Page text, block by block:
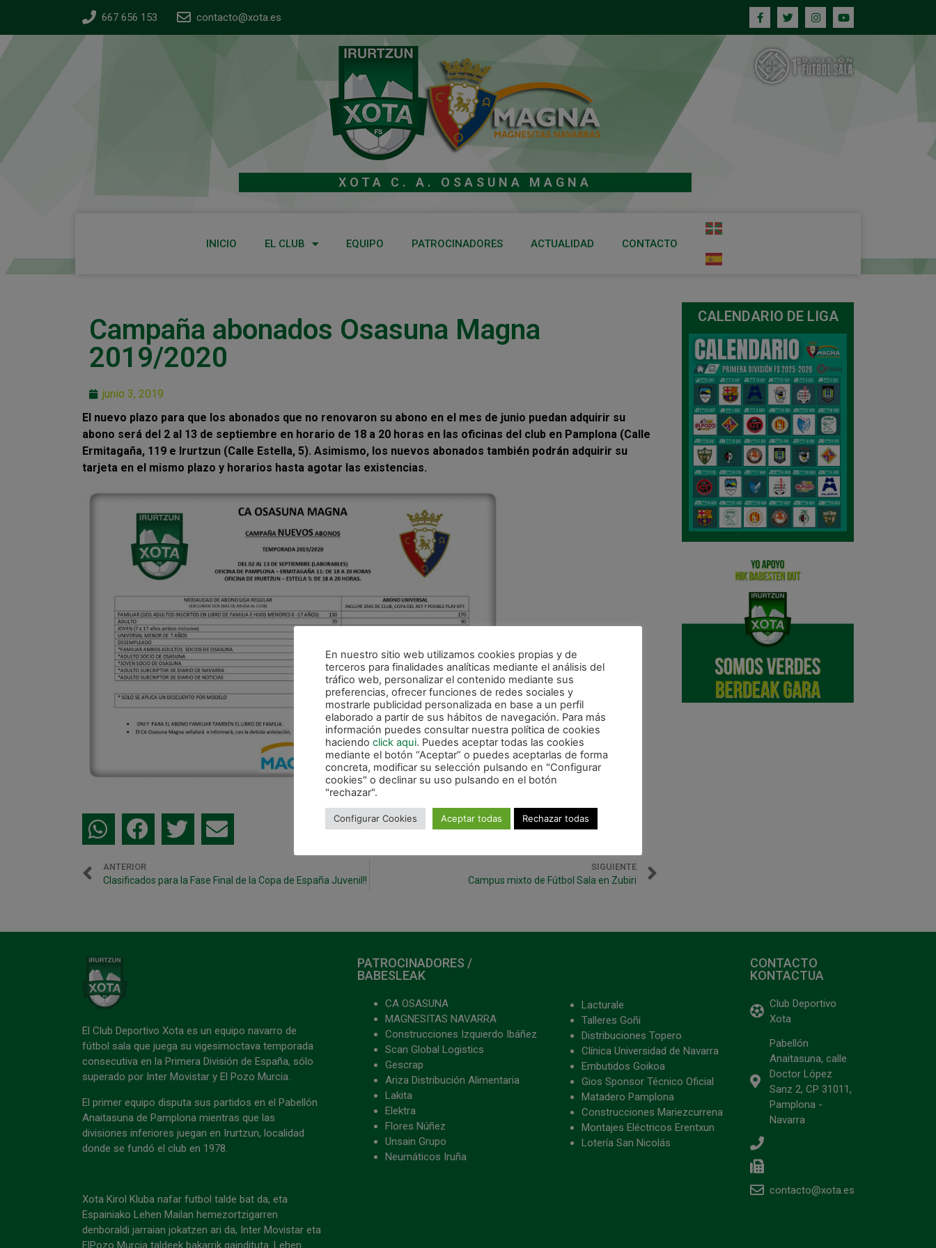
667 656 153 contacto@xota.es
XOTA C. A. OSASUNA MAGNA
INICIO EL CLUB EQUIPO PATROCINADORES ACTUALIDAD CONTACTO
Campaña abonados Osasuna Magna
2019/2020
junio 3, 2019
El nuevo plazo para que los abonados que no renovaron su abono en el mes de junio puedan adquirir su
abono será del 2 al 13 de septiembre en horario de 18 a 20 horas en las oficinas del club en Pamplona (Calle
Ermitagaña, 119 e Irurtzun (Calle Estella, 5). Asimismo, los nuevos abonados también podrán adquirir su
tarjeta en el mismo plazo y horarios hasta agotar las existencias.
ANTERIOR
Clasificados para la Fase Final de la Copa de España Juvenil!!
SIGUIENTE
Campus mixto de Fútbol Sala en Zubiri
CALENDARIO DE LIGA
El Club Deportivo Xota es un equipo navarro de
fútbol sala que juega su vigesimoctava temporada
consecutiva en la Primera División de España, sólo
superado por Inter Movistar y El Pozo Murcia.
El primer equipo disputa sus partidos en el Pabellón
Anaitasuna de Pamplona mientras que las
divisiones inferiores juegan en Irurtzun, localidad
donde se fundó el club en 1978.
Xota Kirol Kluba nafar futbol talde bat da, eta
Espainiako Lehen Mailan hemezortzigarren
denboraldi jarraian jokatzen ari da, Inter Movistar eta
ElPozo Murcia taldeek bakarrik gaindituta. Lehen
PATROCINADORES /
BABESLEAK
CA OSASUNA
MAGNESITAS NAVARRA
Construcciones Izquierdo Ibáñez
Scan Global Logistics
Gescrap
Ariza Distribución Alimentaria
Lakita
Elektra
Flores Núñez
Unsain Grupo
Neumáticos Iruña
Lacturale
Talleres Goñi
Distribuciones Topero
Clínica Universidad de Navarra
Embutidos Goikoa
Gios Sponsor Técnico Oficial
Matadero Pamplona
Construcciones Mariezcurrena
Montajes Eléctricos Erentxun
Lotería San Nicolás
CONTACTO
KONTACTUA
Club Deportivo
Xota
Pabellón
Anaitasuna, calle
Doctor López
Sanz 2, CP 31011,
Pamplona -
Navarra
contacto@xota.es
En nuestro sitio web utilizamos cookies propias y de
terceros para finalidades analíticas mediante el análisis del
tráfico web, personalizar el contenido mediante sus
preferencias, ofrecer funciones de redes sociales y
mostrarle publicidad personalizada en base a un perfil
elaborado a partir de sus hábitos de navegación. Para más
información puedes consultar nuestra política de cookies
haciendo click aqui. Puedes aceptar todas las cookies
mediante el botón “Aceptar” o puedes aceptarlas de forma
concreta, modificar su selección pulsando en "Configurar
cookies" o declinar su uso pulsando en el botón
"rechazar".
Configurar Cookies Aceptar todas Rechazar todas